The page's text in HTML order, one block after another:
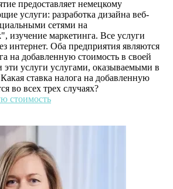
предоставляет немецкому
услуги: разработка дизайна веб-
сетями на
изучение маркетинга. Все услуги
интернет. Оба предприятия являются
на добавленную стоимость в своей
эти услуги услугами, оказываемыми в
ставка налога на добавленную
во всех трех случаях?
стоимость